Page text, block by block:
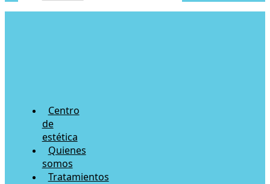
Centro
de
estética
Quienes
somos
Tratamientos